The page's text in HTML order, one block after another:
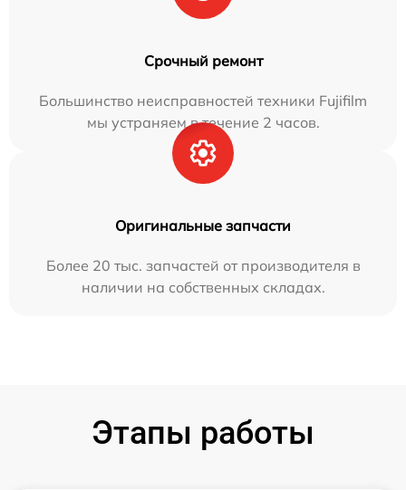
Срочный ремонт
Большинство неисправностей техники Fujifilm
мы устраняем в течение 2 часов.
Оригинальные запчасти
Более 20 тыс. запчастей от производителя в
наличии на собственных складах.
Этапы работы